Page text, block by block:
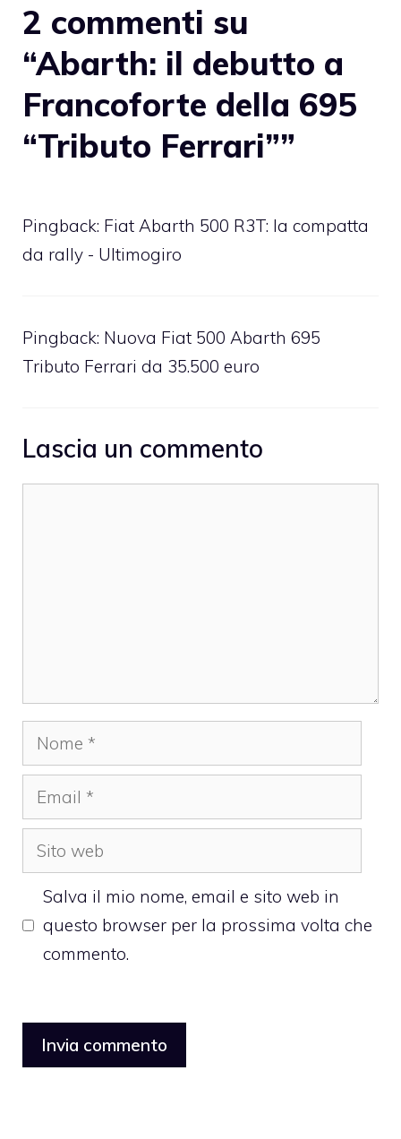
2 commenti su
“Abarth: il debutto a
Francoforte della 695
“Tributo Ferrari””
Pingback: Fiat Abarth 500 R3T: la compatta
da rally - Ultimogiro
Pingback: Nuova Fiat 500 Abarth 695
Tributo Ferrari da 35.500 euro
Lascia un commento
Nome
Email
Sito
web
Salva il mio nome, email e sito web in
questo browser per la prossima volta che
commento.